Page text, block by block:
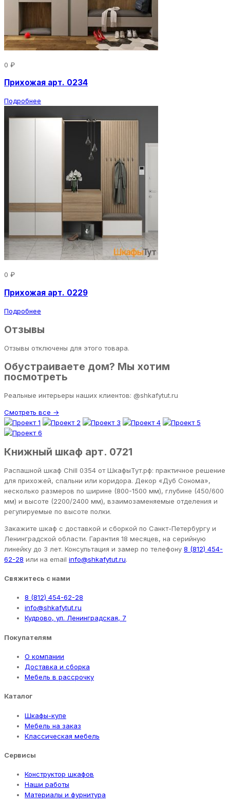
0 ₽
Прихожая арт. 0234
Подробнее
0 ₽
Прихожая арт. 0229
Подробнее
Отзывы
Отзывы отключены для этого товара.
Обустраиваете дом? Мы хотим
посмотреть
Реальные интерьеры наших клиентов: @shkafytut.ru
Смотреть все →
Книжный шкаф арт. 0721
Распашной шкаф Chill 0354 от ШкафыТут.рф: практичное решение
для прихожей, спальни или коридора. Декор «Дуб Сонома»,
несколько размеров по ширине (800-1500 мм), глубине (450/600
мм) и высоте (2200/2400 мм), взаимозаменяемые отделения и
регулируемые по высоте полки.
Закажите шкаф с доставкой и сборкой по Санкт-Петербургу и
Ленинградской области. Гарантия 18 месяцев, на серийную
линейку до 3 лет. Консультация и замер по телефону 8 (812) 454-
62-28 или на email info@shkafytut.ru.
Свяжитесь с нами
8 (812) 454-62-28
info@shkafytut.ru
Кудрово, ул. Ленинградская, 7
Покупателям
О компании
Доставка и сборка
Мебель в рассрочку
Каталог
Шкафы-купе
Мебель на заказ
Классическая мебель
Сервисы
Конструктор шкафов
Наши работы
Материалы и фурнитура